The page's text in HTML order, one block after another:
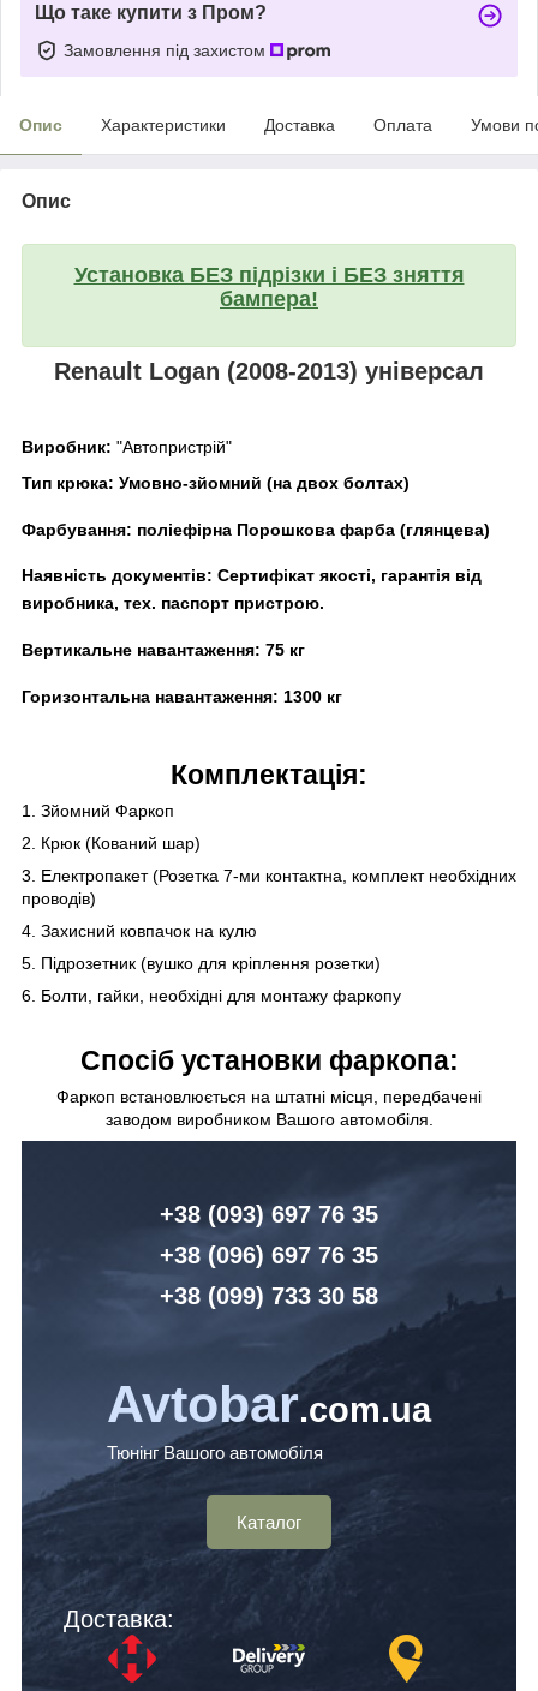
Що таке купити з Пром?
Замовлення під захистом
Опис Характеристики Доставка Оплата Умови
Опис
Установка БЕЗ підрізки і БЕЗ зняття
бампера!
Renault Logan (2008-2013) універсал
Виробник: "Автопристрій"
Тип крюка: Умовно-зйомний (на двох болтах)
Фарбування: поліефірна Порошкова фарба (глянцева)
Наявність документів: Сертифікат якості, гарантія від
виробника, тех. паспорт пристрою.
Вертикальне навантаження: 75 кг
Горизонтальна навантаження: 1300 кг
Комплектація:
1. Зйомний Фаркоп
2. Крюк (Кований шар)
3. Електропакет (Розетка 7-ми контактна, комплект необхідних
проводів)
4. Захисний ковпачок на кулю
5. Підрозетник (вушко для кріплення розетки)
6. Болти, гайки, необхідні для монтажу фаркопу
Спосіб установки фаркопа:
Фаркоп встановлюється на штатні місця, передбачені
заводом виробником Вашого автомобіля.
+38 (093) 697 76 35
+38 (096) 697 76 35
+38 (099) 733 30 58
Avtobar.com.ua
Тюнінг Вашого автомобіля
Каталог
Доставка: